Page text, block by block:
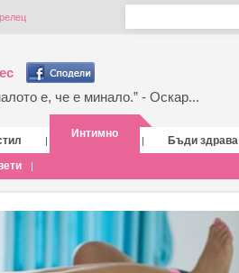
е, че е минало.” - Оскар...
|
Интимно
| Бъди здрава
|